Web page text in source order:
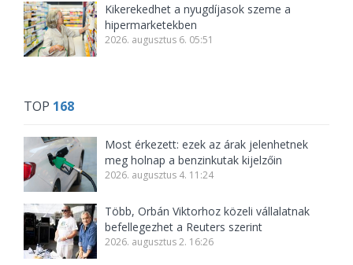
Kikerekedhet a nyugdíjasok szeme a
hipermarketekben
2026. augusztus 6. 05:51
TOP 168
Most érkezett: ezek az árak jelenhetnek
meg holnap a benzinkutak kijelzőin
2026. augusztus 4. 11:24
Több, Orbán Viktorhoz közeli vállalatnak
befellegezhet a Reuters szerint
2026. augusztus 2. 16:26